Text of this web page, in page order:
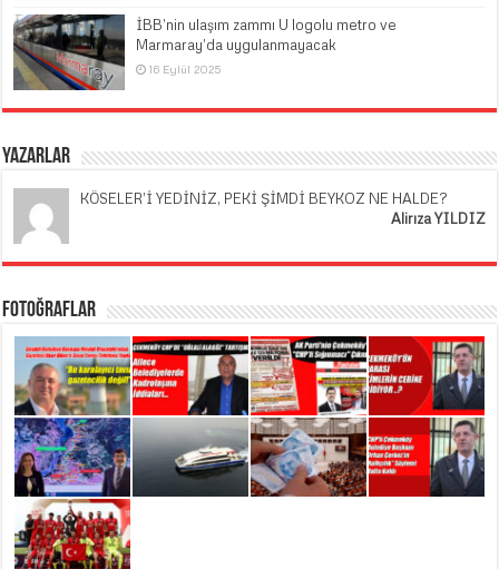
İBB’nin ulaşım zammı U logolu metro ve
Marmaray’da uygulanmayacak
16 Eylül 2025
Yazarlar
KÖSELER’İ YEDİNİZ, PEKİ ŞİMDİ BEYKOZ NE HALDE?
Alirıza YILDIZ
Fotoğraflar